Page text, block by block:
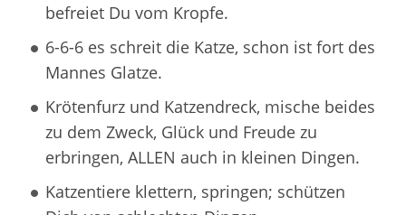
befreiet Du vom Kropfe.
6-6-6 es schreit die Katze, schon ist fort des
Mannes Glatze.
Krötenfurz und Katzendreck, mische beides
zu dem Zweck, Glück und Freude zu
erbringen, ALLEN auch in kleinen Dingen.
Katzentiere klettern, springen; schützen